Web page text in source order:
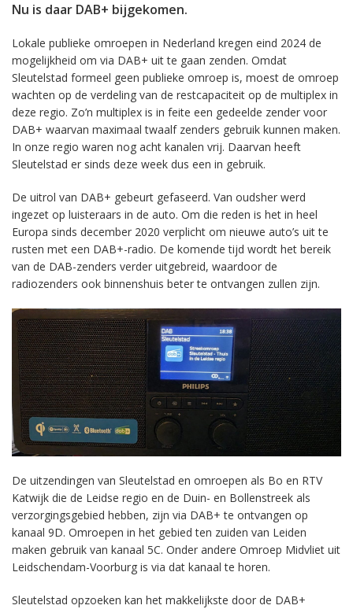
Nu is daar DAB+ bijgekomen.
Lokale publieke omroepen in Nederland kregen eind 2024 de
mogelijkheid om via DAB+ uit te gaan zenden. Omdat
Sleutelstad formeel geen publieke omroep is, moest de omroep
wachten op de verdeling van de restcapaciteit op de multiplex in
deze regio. Zo’n multiplex is in feite een gedeelde zender voor
DAB+ waarvan maximaal twaalf zenders gebruik kunnen maken.
In onze regio waren nog acht kanalen vrij. Daarvan heeft
Sleutelstad er sinds deze week dus een in gebruik.
De uitrol van DAB+ gebeurt gefaseerd. Van oudsher werd
ingezet op luisteraars in de auto. Om die reden is het in heel
Europa sinds december 2020 verplicht om nieuwe auto’s uit te
rusten met een DAB+-radio. De komende tijd wordt het bereik
van de DAB-zenders verder uitgebreid, waardoor de
radiozenders ook binnenshuis beter te ontvangen zullen zijn.
De uitzendingen van Sleutelstad en omroepen als Bo en RTV
Katwijk die de Leidse regio en de Duin- en Bollenstreek als
verzorgingsgebied hebben, zijn via DAB+ te ontvangen op
kanaal 9D. Omroepen in het gebied ten zuiden van Leiden
maken gebruik van kanaal 5C. Onder andere Omroep Midvliet uit
Leidschendam-Voorburg is via dat kanaal te horen.
Sleutelstad opzoeken kan het makkelijkste door de DAB+